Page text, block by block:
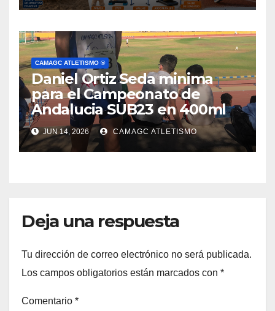
CAMAGC ATLETISMO ®
Daniel Ortiz Seda minima
para el Campeonato de
Andalucia SUB23 en 400ml
JUN 14, 2026 CAMAGC ATLETISMO
Deja una respuesta
Tu dirección de correo electrónico no será publicada.
Los campos obligatorios están marcados con *
Comentario *